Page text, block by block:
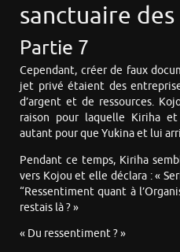
sanctuaire
Partie 7
Cependant, créer de faux
jet privé étaient des
d’argent et de ressources.
raison pour laquelle Kiriha
autant pour que Yukina et lui
Pendant ce temps, Kiriha
vers Kojou et elle déclara : «
“Ressentiment quant à
restais là ? »
« Du ressentiment ? »